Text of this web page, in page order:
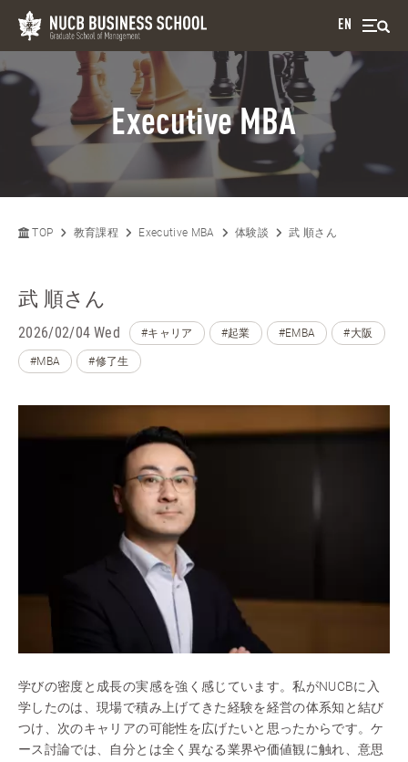
EN
Executive MBA
TOP 教育課程 Executive MBA 体験談 武 順さん
武 順さん
2026/02/04 Wed #キャリア #起業 #EMBA #大阪
#MBA #修了生
学びの密度と成長の実感を強く感じています。私がNUCBに入
学したのは、現場で積み上げてきた経験を経営の体系知と結び
つけ、次のキャリアの可能性を広げたいと思ったからです。ケ
ース討論では、自分とは全く異なる業界や価値観に触れ、意思